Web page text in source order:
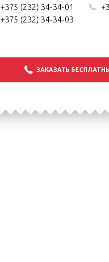
+375 (232) 34-34-01
+375 (232) 34-34-03
ЗАКАЗАТЬ